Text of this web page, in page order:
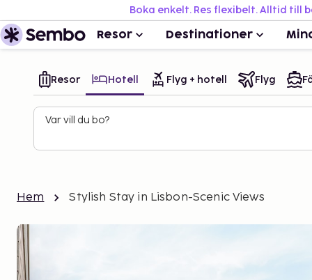
Boka enkelt. Res flexibelt. Alltid till
Resor Destinationer
Resor Hotell Flyg + hotell Flyg
Var vill du bo?
Hem Stylish Stay in Lisbon-Scenic Views